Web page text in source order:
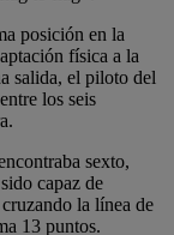
posición en la
física a la
salida, el piloto del
los seis
sexto,
capaz de
la línea de
13 puntos.